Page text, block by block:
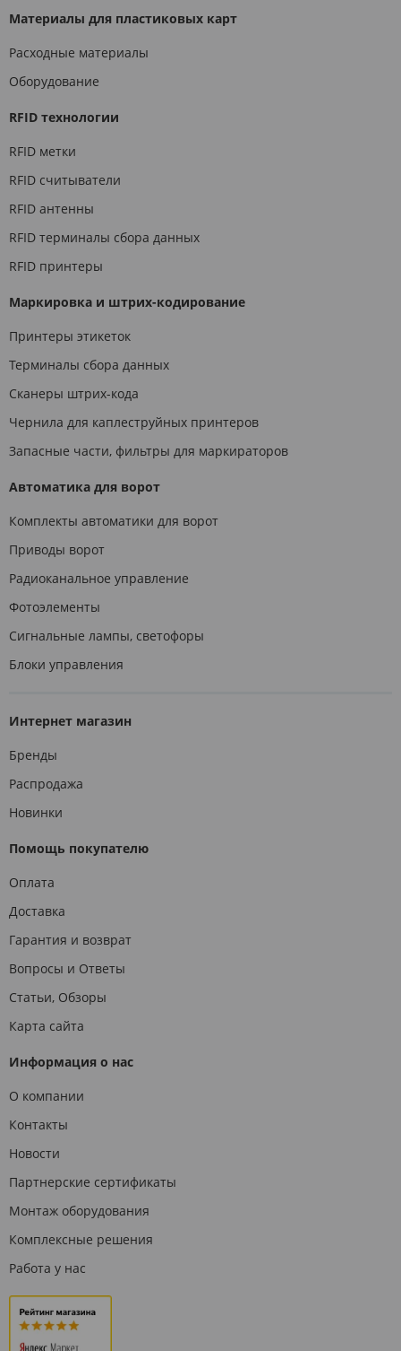
Материалы для пластиковых карт
Расходные материалы
Оборудование
RFID технологии
RFID метки
RFID считыватели
RFID антенны
RFID терминалы сбора данных
RFID принтеры
Маркировка и штрих-кодирование
Принтеры этикеток
Терминалы сбора данных
Сканеры штрих-кода
Чернила для каплеструйных принтеров
Запасные части, фильтры для маркираторов
Автоматика для ворот
Комплекты автоматики для ворот
Приводы ворот
Радиоканальное управление
Фотоэлементы
Сигнальные лампы, светофоры
Блоки управления
Интернет магазин
Бренды
Распродажа
Новинки
Помощь покупателю
Оплата
Доставка
Гарантия и возврат
Вопросы и Ответы
Статьи, Обзоры
Карта сайта
Информация о нас
О компании
Контакты
Новости
Партнерские сертификаты
Монтаж оборудования
Комплексные решения
Работа у нас